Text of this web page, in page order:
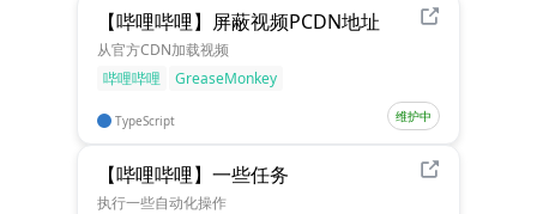
维护中
【哔哩哔哩】屏蔽视频PCDN地址
从官方CDN加载视频
哔哩哔哩
GreaseMonkey
TypeScript
【哔哩哔哩】一些任务
执行一些自动化操作